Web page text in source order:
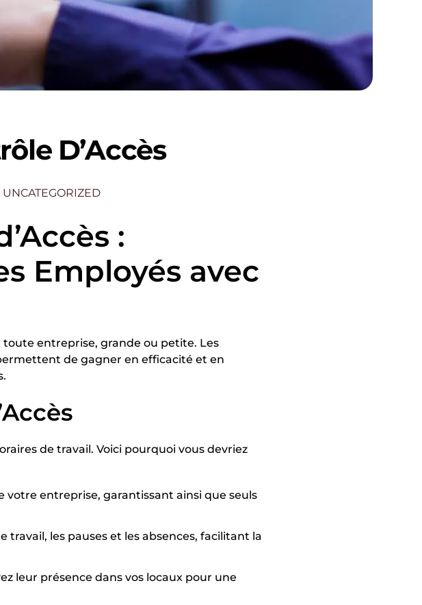
D’Accès
UNCATEGORIZED
:
Employés avec
toute entreprise, grande ou petite. Les
de gagner en efficacité et en
de travail. Voici pourquoi vous devriez
votre entreprise, garantissant ainsi que seuls
travail, les pauses et les absences, facilitant la
leur présence dans vos locaux pour une